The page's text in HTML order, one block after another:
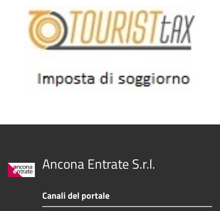
Ancona Entrate S.r.l.
Canali del portale